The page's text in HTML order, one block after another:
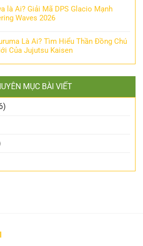
là Ai? Giải Mã DPS Glacio Mạnh
Waves 2026
Là Ai? Tìm Hiểu Thần Đồng Chú
Của Jujutsu Kaisen
MỤC BÀI VIẾT